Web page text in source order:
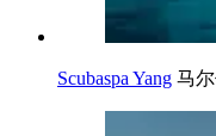
Scubaspa Yang 马